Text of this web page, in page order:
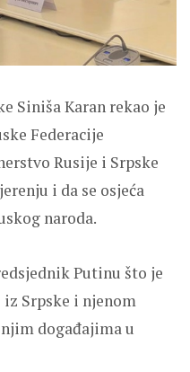
Siniša Karan rekao je
Federacije
Rusije i Srpske
i da se osjeća
naroda.
Putinu što je
Srpske i njenom
događajima u